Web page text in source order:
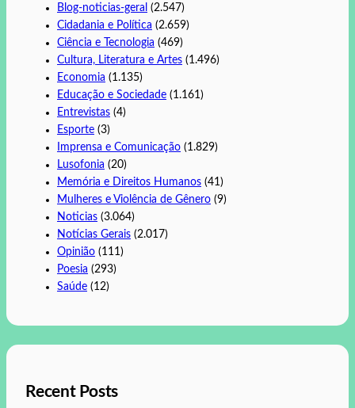
Blog-noticias-geral (2.547)
Cidadania e Política (2.659)
Ciência e Tecnologia (469)
Cultura, Literatura e Artes (1.496)
Economia (1.135)
Educação e Sociedade (1.161)
Entrevistas (4)
Esporte (3)
Imprensa e Comunicação (1.829)
Lusofonia (20)
Memória e Direitos Humanos (41)
Mulheres e Violência de Gênero (9)
Noticias (3.064)
Notícias Gerais (2.017)
Opinião (111)
Poesia (293)
Saúde (12)
Recent Posts